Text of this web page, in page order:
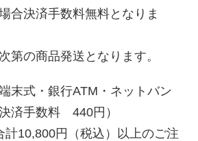
合決済手数料無料となりま
第の商品発送となります。
末式・銀行ATM・ネットバン
済手数料 440円）
計10,800円（税込）以上のご注